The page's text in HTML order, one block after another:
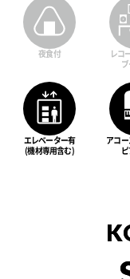
夜食 付
レコ
エレベーター有
(機材専用含む)
アコ